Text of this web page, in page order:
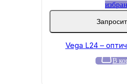
Vega L24 –
В